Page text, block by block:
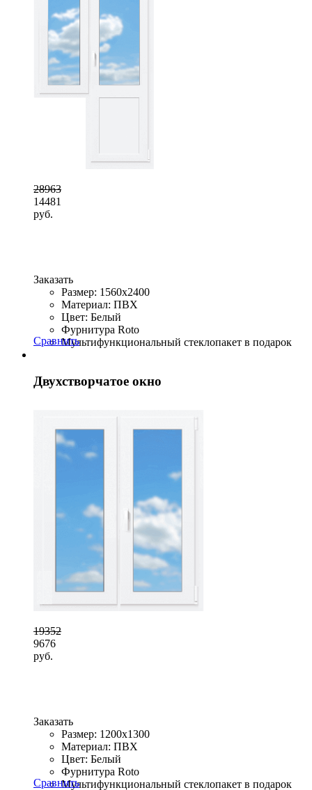
28963
14481
руб.
Заказать
Размер: 1560x2400
Материал: ПВХ
Цвет: Белый
Фурнитура Roto
Мультифункциональный стеклопакет в подарок
Сравнить
Двухстворчатое окно
19352
9676
руб.
Заказать
Размер: 1200x1300
Материал: ПВХ
Цвет: Белый
Фурнитура Roto
Мультифункциональный стеклопакет в подарок
Сравнить